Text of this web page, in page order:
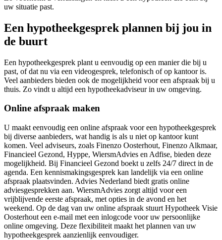
uw situatie past.
Een hypotheekgesprek plannen bij jou in
de buurt
Een hypotheekgesprek plant u eenvoudig op een manier die bij u
past, of dat nu via een videogesprek, telefonisch of op kantoor is.
Veel aanbieders bieden ook de mogelijkheid voor een afspraak bij u
thuis. Zo vindt u altijd een hypotheekadviseur in uw omgeving.
Online afspraak maken
U maakt eenvoudig een online afspraak voor een hypotheekgesprek
bij diverse aanbieders, wat handig is als u niet op kantoor kunt
komen. Veel adviseurs, zoals Finenzo Oosterhout, Finenzo Alkmaar,
Financieel Gezond, Hyppe, WiersmAdvies en Adfise, bieden deze
mogelijkheid. Bij Financieel Gezond boekt u zelfs 24/7 direct in de
agenda. Een kennismakingsgesprek kan landelijk via een online
afspraak plaatsvinden. Advies Nederland biedt gratis online
adviesgesprekken aan. WiersmAdvies zorgt altijd voor een
vrijblijvende eerste afspraak, met opties in de avond en het
weekend. Op de dag van uw online afspraak stuurt Hypotheek Visie
Oosterhout een e-mail met een inlogcode voor uw persoonlijke
online omgeving. Deze flexibiliteit maakt het plannen van uw
hypotheekgesprek aanzienlijk eenvoudiger.